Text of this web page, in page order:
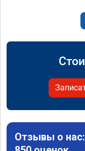
Отзывы о нас: